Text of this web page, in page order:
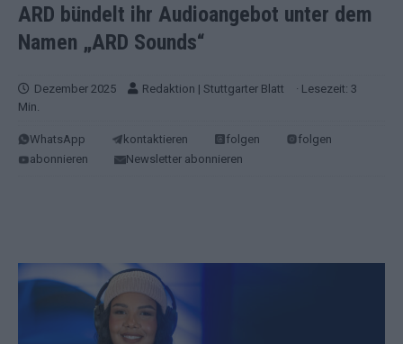
ARD bündelt ihr Audioangebot unter dem
Namen „ARD Sounds“
Dezember 2025 Redaktion | Stuttgarter Blatt
· Lesezeit: 3
Min.
WhatsApp kontaktieren folgen
folgen
abonnieren
Newsletter abonnieren